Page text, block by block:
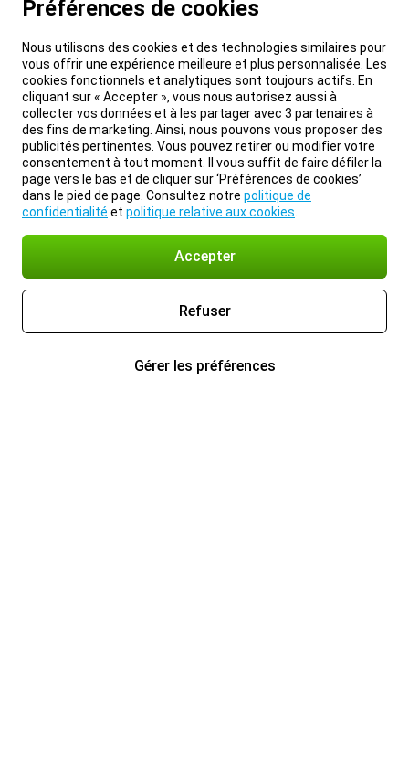
Préférences de cookies
Nous utilisons des cookies et des technologies similaires pour
vous offrir une expérience meilleure et plus personnalisée. Les
cookies fonctionnels et analytiques sont toujours actifs. En
cliquant sur « Accepter », vous nous autorisez aussi à
collecter vos données et à les partager avec 3 partenaires à
des fins de marketing. Ainsi, nous pouvons vous proposer des
publicités pertinentes. Vous pouvez retirer ou modifier votre
consentement à tout moment. Il vous suffit de faire défiler la
page vers le bas et de cliquer sur ‘Préférences de cookies’
dans le pied de page. Consultez notre politique de
confidentialité et politique relative aux cookies
Accepter
Refuser
Gérer les préférences